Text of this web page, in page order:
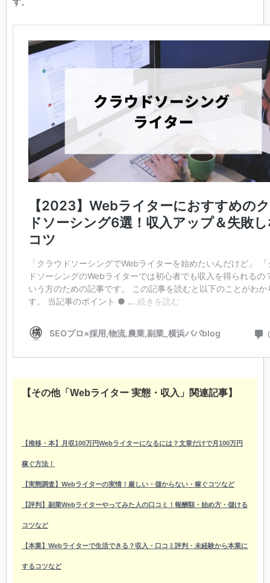
す。
【その他「Webライター 実態・収入」関連記事】
【推移・本】月収100万円Webライターになるには？文章だけで月100万円
稼ぐ方法！
【実態調査】Webライターの実情！厳しい・儲からない・稼ぐコツなど
【評判】副業Webライターやってみた人の口コミ！報酬額・始め方・儲ける
コツなど
【本業】Webライターで生活できる？収入・口コミ評判・未経験から本業に
するコツなど